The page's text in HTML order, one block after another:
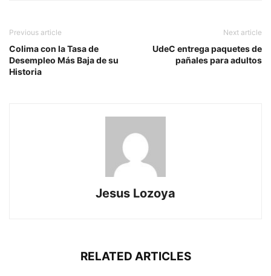
Previous article
Colima con la Tasa de
Desempleo Más Baja de su
Historia
Next article
UdeC entrega paquetes de
pañales para adultos
Jesus Lozoya
RELATED ARTICLES